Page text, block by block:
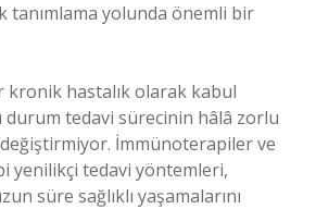
tanımlama yolunda önemli bir
kronik hastalık olarak kabul
durum tedavi sürecinin hâlâ zorlu
İmmünoterapiler ve
yenilikçi tedavi yöntemleri,
süre sağlıklı yaşamalarını